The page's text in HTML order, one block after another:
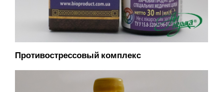
Противострессовый комплекс